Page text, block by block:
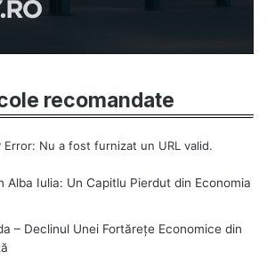
recomandate
Error: Nu a fost furnizat un URL valid.
Alba Iulia: Un Capitlu Pierdut din Economia
– Declinul Unei Fortărețe Economice din